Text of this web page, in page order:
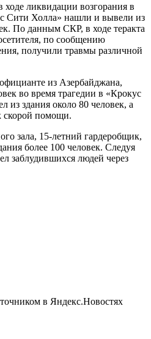
ликвидации возгорания в
Сити Холла» нашли и вывели из
По данным СКР, в ходе теракта
по сообщению
получили травмы различной
из Азербайджана,
во время трагедии в «Крокус
здания около 80 человек, а
скорой помощи.
зала, 15-летний гардеробщик,
более 100 человек. Следуя
заблудившихся людей через
в Яндекс.Новостях